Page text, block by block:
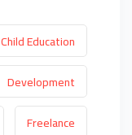
Child Education
Development
Freelance